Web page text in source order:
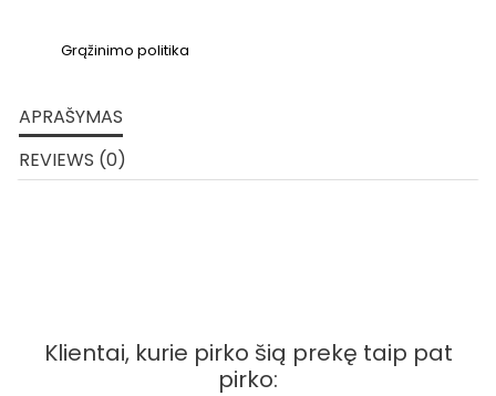
Grąžinimo politika
APRAŠYMAS
REVIEWS (0)
Klientai, kurie pirko šią prekę taip pat
pirko: